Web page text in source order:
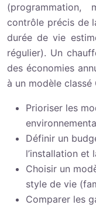
contrôle précis de
durée de vie
régulier). Un
des économies
à un modèle classé
Prioriser les
Définir un
l’installation et
Choisir un
style de vie
Comparer les